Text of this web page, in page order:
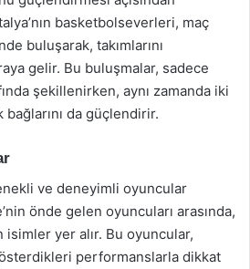
basketbolseverleri, maç
buluşarak, takımlarını
gelir. Bu buluşmalar, sadece
şekillenirken, aynı zamanda iki
da güçlendirir.
ve deneyimli oyuncular
önde gelen oyuncuları arasında,
isimler yer alır. Bu oyuncular,
performanslarla dikkat